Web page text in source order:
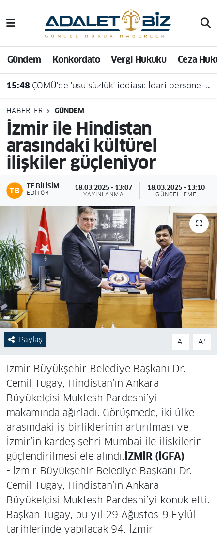
Gündem Konkordato Vergi Hukuku Ceza
15:48 ÇOMÜ'de 'usulsüzlük' iddiası: İdari personel açığa alındı
HABERLER GÜNDEM
İzmir ile Hindistan
arasındaki kültürel
ilişkiler güçleniyor
TE BILISIM
EDITÖR
18.03.2025 - 13:07
YAYINLANMA
18.03.2025 - 13:10
GÜNCELLEME
Paylaş A- A+
İzmir Büyükşehir Belediye Başkanı Dr.
Cemil Tugay, Hindistan’ın Ankara
Büyükelçisi Muktesh Pardeshi’yi
makamında ağırladı. Görüşmede, iki ülke
arasındaki iş birliklerinin artırılması ve
İzmir’in kardeş şehri Mumbai ile ilişkilerin
güçlendirilmesi ele alındı.İZMİR (İGFA)
- İzmir Büyükşehir Belediye Başkanı Dr.
Cemil Tugay, Hindistan’ın Ankara
Büyükelçisi Muktesh Pardeshi’yi konuk etti.
Başkan Tugay, bu yıl 29 Ağustos-9 Eylül
tarihlerinde yapılacak 94. İzmir
Hava Durumu
Trafik Durumu
Süper Lig Puan Durumu ve Fikstür
Tüm Manşetler
Son Dakika Haberleri
Haber Arşivi